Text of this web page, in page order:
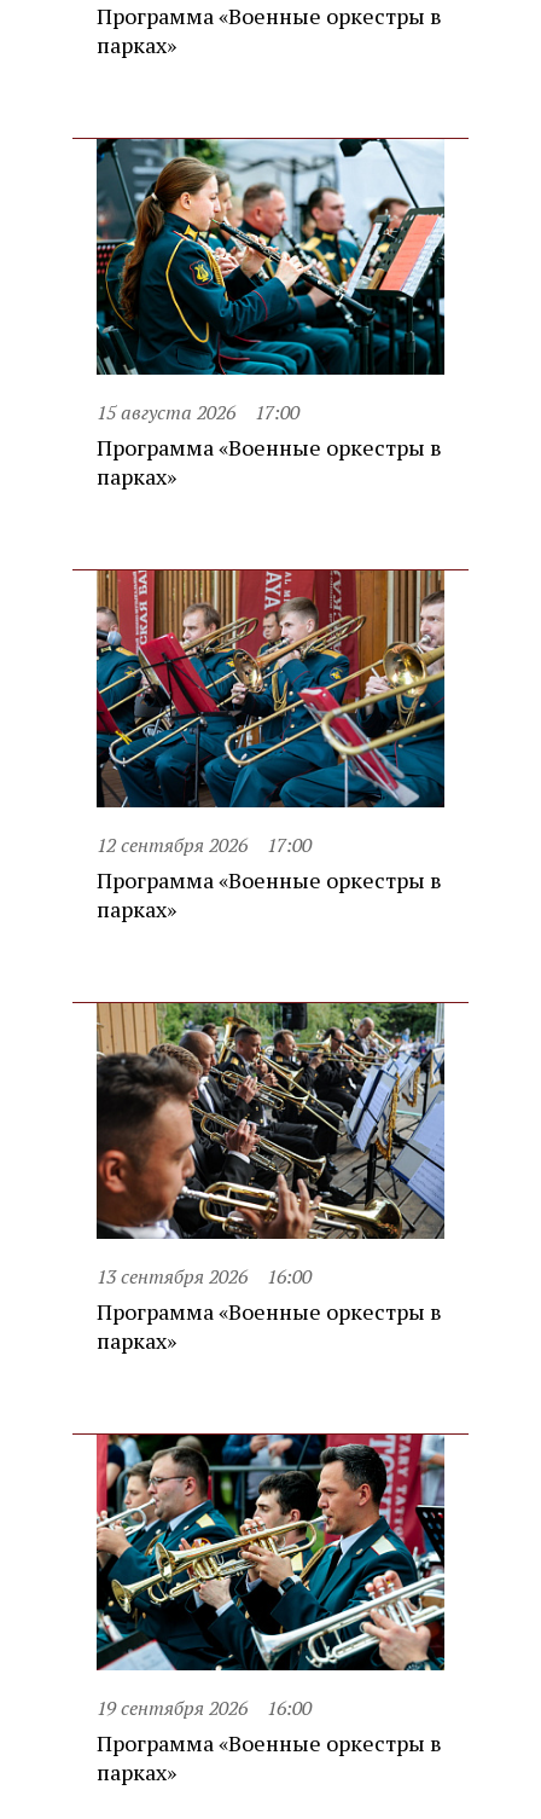
Программа «Военные оркестры в
парках»
15 августа 2026 17:00
Программа «Военные оркестры в
парках»
12 сентября 2026 17:00
Программа «Военные оркестры в
парках»
13 сентября 2026 16:00
Программа «Военные оркестры в
парках»
19 сентября 2026 16:00
Программа «Военные оркестры в
парках»